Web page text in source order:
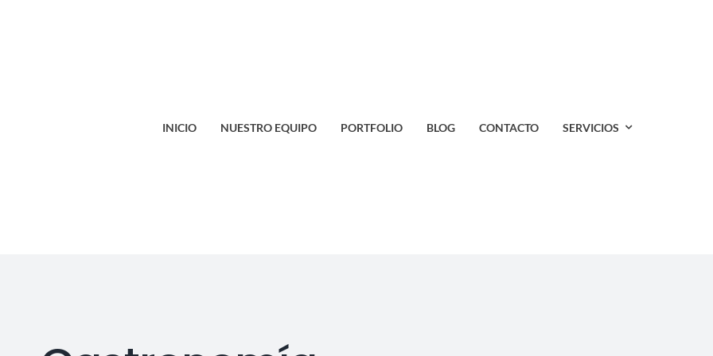
INICIO NUESTRO EQUIPO PORTFOLIO BLOG CONTACTO SERVICIOS